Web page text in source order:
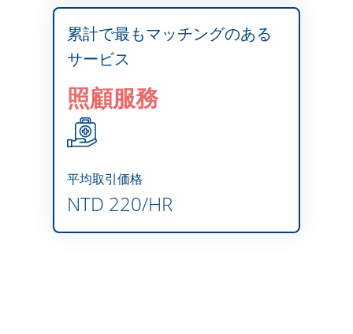
累計で最もマッチングのある
サービス
照顧服務
平均取引価格
NTD 220/HR